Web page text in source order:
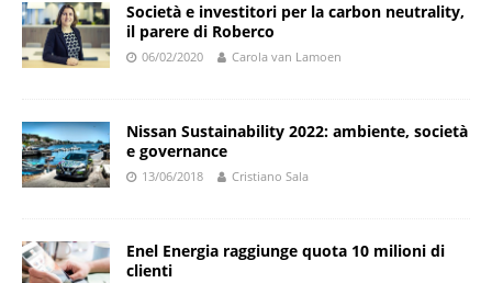
Società e investitori per la carbon neutrality,
il parere di Roberco
06/02/2020 Carola van Lamoen
Nissan Sustainability 2022: ambiente, società
e governance
13/06/2018 Cristiano Sala
Enel Energia raggiunge quota 10 milioni di
clienti